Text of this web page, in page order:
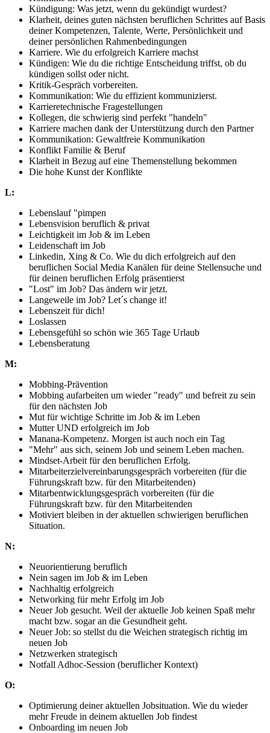
Kündigung: Was jetzt, wenn du gekündigt wurdest?
Klarheit, deines guten nächsten beruflichen Schrittes auf Basis
deiner Kompetenzen, Talente, Werte, Persönlichkeit und
deiner persönlichen Rahmenbedingungen
Karriere. Wie du erfolgreich Karriere machst
Kündigen: Wie du die richtige Entscheidung triffst, ob du
kündigen sollst oder nicht.
Kritik-Gespräch vorbereiten.
Kommunikation: Wie du effizient kommunizierst.
Karrieretechnische Fragestellungen
Kollegen, die schwierig sind perfekt "handeln"
Karriere machen dank der Unterstützung durch den Partner
Kommunikation: Gewaltfreie Kommunikation
Konflikt Familie & Beruf
Klarheit in Bezug auf eine Themenstellung bekommen
Die hohe Kunst der Konflikte
L:
Lebenslauf "pimpen
Lebensvision beruflich & privat
Leichtigkeit im Job & im Leben
Leidenschaft im Job
Linkedin, Xing & Co. Wie du dich erfolgreich auf den
beruflichen Social Media Kanälen für deine Stellensuche und
für deinen beruflichen Erfolg präsentierst
"Lost" im Job? Das ändern wir jetzt.
Langeweile im Job? Let´s change it!
Lebenszeit für dich!
Loslassen
Lebensgefühl so schön wie 365 Tage Urlaub
Lebensberatung
M:
Mobbing-Prävention
Mobbing aufarbeiten um wieder "ready" und befreit zu sein
für den nächsten Job
Mut für wichtige Schritte im Job & im Leben
Mutter UND erfolgreich im Job
Manana-Kompetenz. Morgen ist auch noch ein Tag
"Mehr" aus sich, seinem Job und seinem Leben machen.
Mindset-Arbeit für den beruflichen Erfolg.
Mitarbeiterzielvereinbarungsgespräch vorbereiten (für die
Führungskraft bzw. für den Mitarbeitenden)
Mitarbentwicklungsgespräch vorbereiten (für die
Führungskraft bzw. für den Mitarbeitenden
Motiviert bleiben in der aktuellen schwierigen beruflichen
Situation.
N:
Neuorientierung beruflich
Nein sagen im Job & im Leben
Nachhaltig erfolgreich
Networking für mehr Erfolg im Job
Neuer Job gesucht. Weil der aktuelle Job keinen Spaß mehr
macht bzw. sogar an die Gesundheit geht.
Neuer Job: so stellst du die Weichen strategisch richtig im
neuen Job
Netzwerken strategisch
Notfall Adhoc-Session (beruflicher Kontext)
O:
Optimierung deiner aktuellen Jobsituation. Wie du wieder
mehr Freude in deinem aktuellen Job findest
Onboarding im neuen Job